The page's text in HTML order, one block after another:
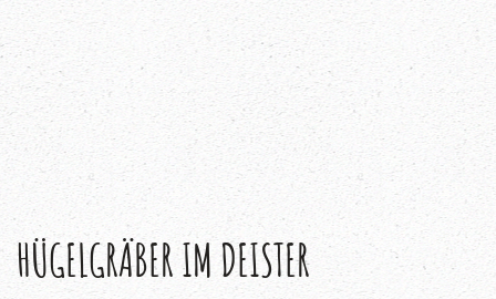
KOHLEFLÖZE UND STOLLEN IM DEISTER
Im Deister
KRÄUTER SAMMELN